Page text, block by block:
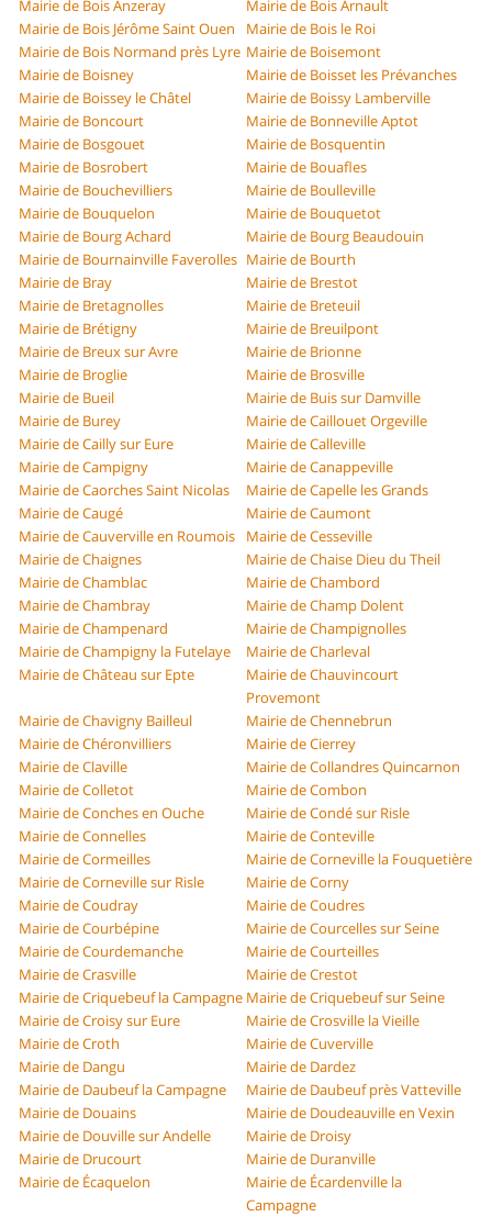
Mairie de Bois Anzeray
Mairie de Bois Arnault
Mairie de Bois Jérôme Saint Ouen
Mairie de Bois le Roi
Mairie de Bois Normand près Lyre Mairie de Boisemont
Mairie de Boisney
Mairie de Boisset les Prévanches
Mairie de Boissey le Châtel
Mairie de Boissy Lamberville
Mairie de Boncourt
Mairie de Bonneville Aptot
Mairie de Bosgouet
Mairie de Bosquentin
Mairie de Bosrobert
Mairie de Bouafles
Mairie de Bouchevilliers
Mairie de Boulleville
Mairie de Bouquelon
Mairie de Bouquetot
Mairie de Bourg Achard
Mairie de Bourg Beaudouin
Mairie de Bournainville Faverolles Mairie de Bourth
Mairie de Bray
Mairie de Brestot
Mairie de Bretagnolles
Mairie de Breteuil
Mairie de Brétigny
Mairie de Breuilpont
Mairie de Breux sur Avre
Mairie de Brionne
Mairie de Broglie
Mairie de Brosville
Mairie de Bueil
Mairie de Buis sur Damville
Mairie de Burey
Mairie de Caillouet Orgeville
Mairie de Cailly sur Eure
Mairie de Calleville
Mairie de Campigny
Mairie de Canappeville
Mairie de Caorches Saint Nicolas
Mairie de Capelle les Grands
Mairie de Caugé
Mairie de Caumont
Mairie de Cauverville en Roumois
Mairie de Cesseville
Mairie de Chaignes
Mairie de Chaise Dieu du Theil
Mairie de Chamblac
Mairie de Chambord
Mairie de Chambray
Mairie de Champ Dolent
Mairie de Champenard
Mairie de Champignolles
Mairie de Champigny la Futelaye
Mairie de Charleval
Mairie de Château sur Epte
Mairie de Chauvincourt
Provemont
Mairie de Chavigny Bailleul
Mairie de Chennebrun
Mairie de Chéronvilliers
Mairie de Cierrey
Mairie de Claville
Mairie de Collandres Quincarnon
Mairie de Colletot
Mairie de Combon
Mairie de Conches en Ouche
Mairie de Condé sur Risle
Mairie de Connelles
Mairie de Conteville
Mairie de Cormeilles
Mairie de Corneville la Fouquetière
Mairie de Corneville sur Risle
Mairie de Corny
Mairie de Coudray
Mairie de Coudres
Mairie de Courbépine
Mairie de Courcelles sur Seine
Mairie de Courdemanche
Mairie de Courteilles
Mairie de Crasville
Mairie de Crestot
Mairie de Criquebeuf la Campagne Mairie de Criquebeuf sur Seine
Mairie de Croisy sur Eure
Mairie de Crosville la Vieille
Mairie de Croth
Mairie de Cuverville
Mairie de Dangu
Mairie de Dardez
Mairie de Daubeuf la Campagne
Mairie de Daubeuf près Vatteville
Mairie de Douains
Mairie de Doudeauville en Vexin
Mairie de Douville sur Andelle
Mairie de Droisy
Mairie de Drucourt
Mairie de Duranville
Mairie de Écaquelon
Mairie de Écardenville la
Campagne